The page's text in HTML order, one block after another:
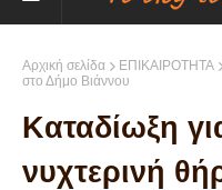
Αρχική σελίδα ΕΠΙΚΑΙΡΟΤΗΤΑ
στο Δήμο Βιάννου
Kαταδίωξη
νυχτερινή